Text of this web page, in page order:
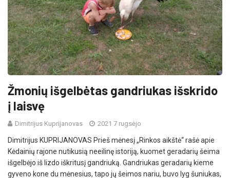
Žmonių išgelbėtas gandriukas išskrido
į laisvę
Dimitrijus Kuprijanovas 2021 7 rugsėjo
Dimitrijus KUPRIJANOVAS Prieš mėnesį „Rinkos aikštė“ rašė apie
Kėdainių rajone nutikusią neeilinę istoriją, kuomet geradarių šeima
išgelbėjo iš lizdo iškritusį gandriuką. Gandriukas geradarių kieme
gyveno kone du mėnesius, tapo jų šeimos nariu, buvo lyg šuniukas,